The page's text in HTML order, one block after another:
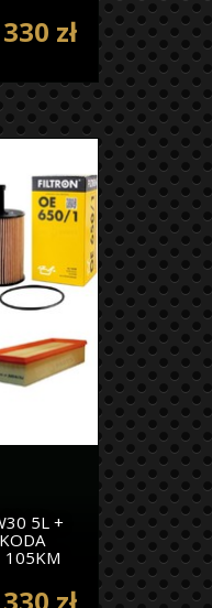
330 zł
5L +
105KM
330 zł